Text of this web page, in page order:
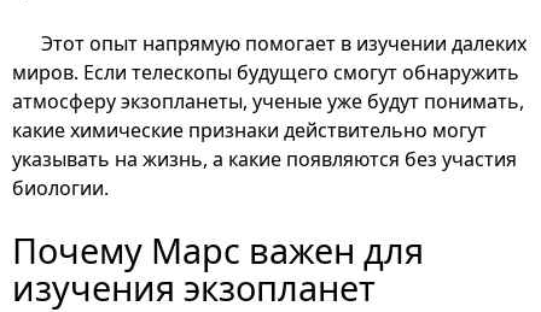
Этот опыт напрямую помогает в изучении далеких
миров. Если телескопы будущего смогут обнаружить
атмосферу экзопланеты, ученые уже будут понимать,
какие химические признаки действительно могут
указывать на жизнь, а какие появляются без участия
биологии.
Почему Марс важен для
изучения экзопланет